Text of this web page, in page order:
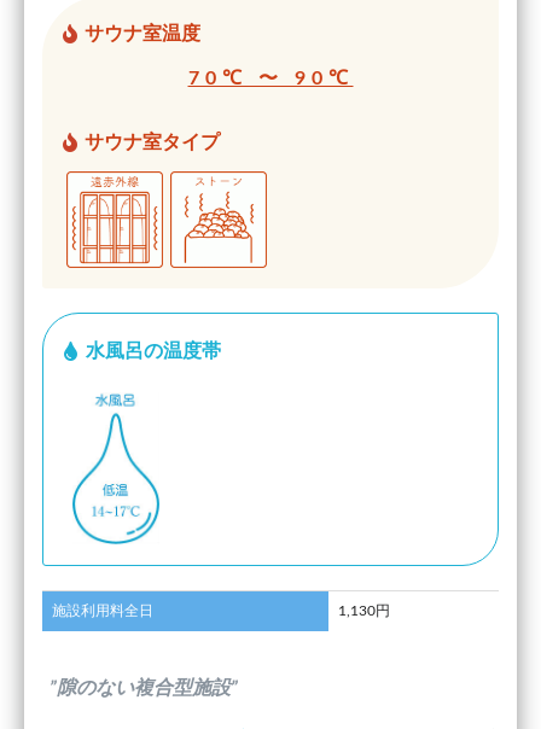
サウナ室温度
70℃ 〜 90℃
サウナ室タイプ
水風呂の温度帯
施設利用料全日 1,130円
”隙のない複合型施設”